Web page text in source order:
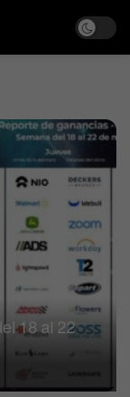
18 al 22